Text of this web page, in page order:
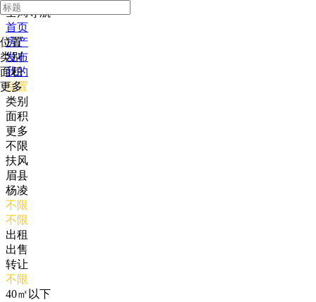
全局导航
首页
房产
发布
我的
位置
类别
面积
更多
位置
类别
面积
更多
不限
扶风
眉县
杨凌
不限
不限
出租
出售
转让
不限
40㎡以下